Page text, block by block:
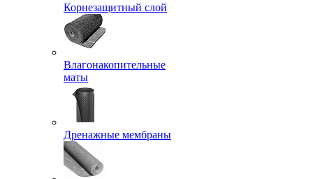
Корнезащитный слой
Влагонакопительные
маты
Дренажные мембраны